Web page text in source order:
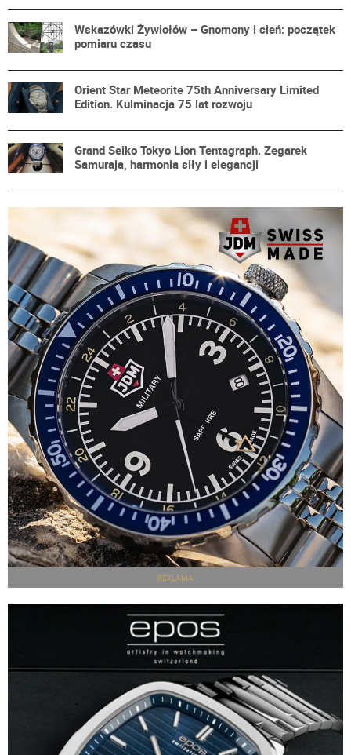
Wskazówki Żywiołów – Gnomony i cień: początek
pomiaru czasu
Orient Star Meteorite 75th Anniversary Limited
Edition. Kulminacja 75 lat rozwoju
Grand Seiko Tokyo Lion Tentagraph. Zegarek
Samuraja, harmonia siły i elegancji
REKLAMA